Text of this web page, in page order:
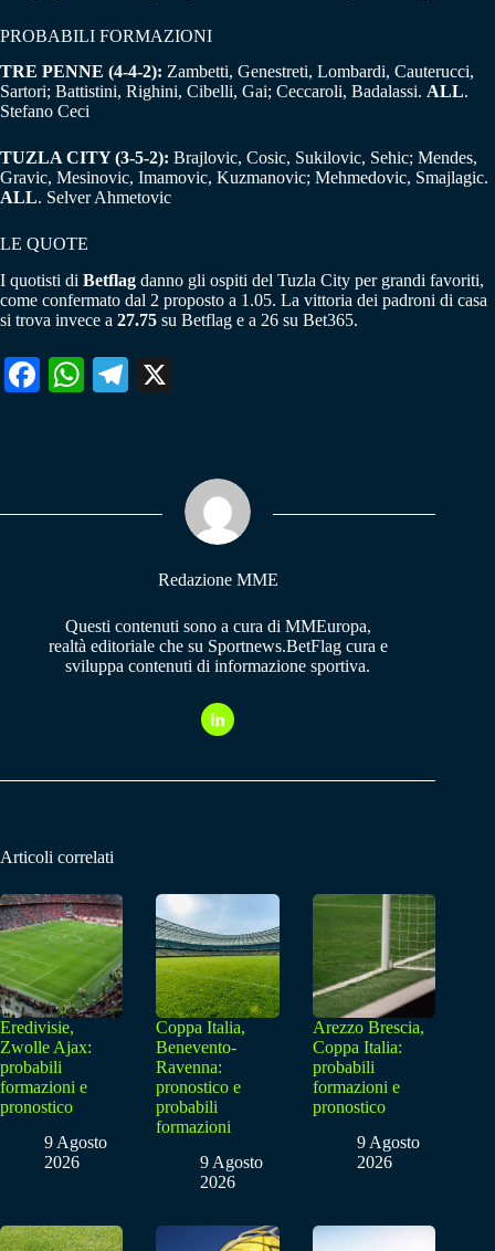
PROBABILI FORMAZIONI
TRE PENNE (4-4-2): Zambetti, Genestreti, Lombardi, Cauterucci,
Sartori; Battistini, Righini, Cibelli, Gai; Ceccaroli, Badalassi. ALL.
Stefano Ceci
TUZLA CITY (3-5-2): Brajlovic, Cosic, Sukilovic, Sehic; Mendes,
Gravic, Mesinovic, Imamovic, Kuzmanovic; Mehmedovic, Smajlagic.
ALL. Selver Ahmetovic
LE QUOTE
I quotisti di Betflag danno gli ospiti del Tuzla City per grandi favoriti,
come confermato dal 2 proposto a 1.05. La vittoria dei padroni di casa
si trova invece a 27.75 su Betflag e a 26 su Bet365.
Fa W
pp
Te
m
Redazione MME
Questi contenuti sono a cura di MMEuropa,
realtà editoriale che su Sportnews.BetFlag cura e
sviluppa contenuti di informazione sportiva.
Articoli correlati
Eredivisie,
Zwolle Ajax:
probabili
formazioni e
pronostico
9 Agosto
2026
Coppa Italia,
Benevento-
Ravenna:
pronostico e
probabili
formazioni
9 Agosto
2026
Arezzo Brescia,
Coppa Italia:
probabili
formazioni e
pronostico
9 Agosto
2026